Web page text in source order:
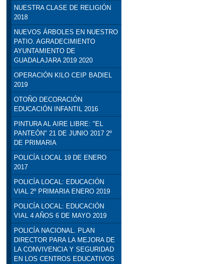
NUESTRA CLASE DE RELIGIÓN
2018
NUEVOS ÁRBOLES EN NUESTRO
PATIO. AGRADECIMIENTO
AYUNTAMIENTO DE
GUADALAJARA 2019 2020
OPERACIÓN KILO CEIP BADIEL
2019
OTOÑO DECORACIÓN
EDUCACIÓN INFANTIL 2016
PINTURA AL AIRE LIBRE: "EL
PANTEÓN" 21 DE JUNIO 2017 2º
DE PRIMARIA
POLICÍA LOCAL 19 DE ENERO
2017
POLICÍA LOCAL: EDUCACIÓN
VIAL 2º PRIMARIA ENERO 2019
POLICÍA LOCAL: EDUCACIÓN
VIAL 4 AÑOS 6 DE MAYO 2019
POLICÍA NACIONAL. PLAN
DIRECTOR PARA LA MEJORA DE
LA CONVIVENCIA Y SEGURIDAD
EN LOS CENTROS EDUCATIVOS